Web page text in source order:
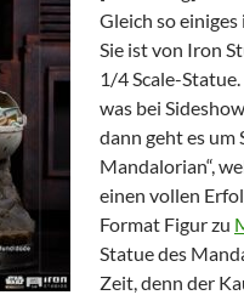
Gleich so
Sie ist von Iron
1/4 Scale-
was bei
dann geht es um
Mandalorian“,
einen vollen
Format Figur zu
Statue des
Zeit, denn der